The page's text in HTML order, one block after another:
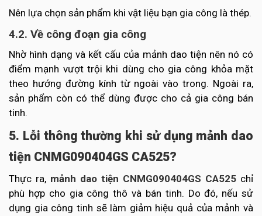
Nên lựa chọn sản phẩm khi vật liệu bạn gia công là thép.
4.2. Về công đoạn gia công
Nhờ hình dạng và kết cấu của mảnh dao tiện nên nó có
điểm mạnh vượt trội khi dùng cho gia công khỏa mặt
theo hướng đường kính từ ngoài vào trong. Ngoài ra,
sản phẩm còn có thể dùng được cho cả gia công bán
tinh.
5. Lỗi thông thường khi sử dụng mảnh dao
tiện CNMG090404GS CA525?
Thực ra, mảnh dao tiện CNMG090404GS CA525 chỉ
phù hợp cho gia công thô và bán tinh. Do đó, nếu sử
dụng gia công tinh sẽ làm giảm hiệu quả của mảnh và